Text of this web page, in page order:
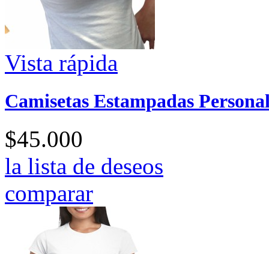
Vista rápida
Camisetas Estampadas
$45.000
la lista de deseos
comparar